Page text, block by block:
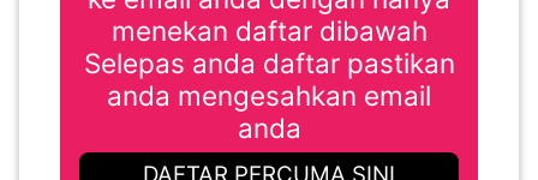
menekan daftar dibawah
Selepas anda daftar pastikan
anda mengesahkan email
anda